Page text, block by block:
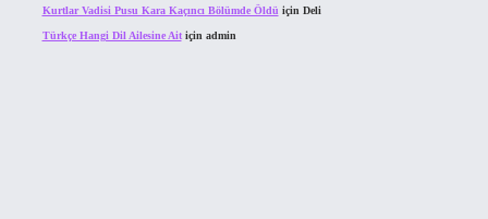
Kurtlar Vadisi Pusu Kara Kaçıncı Bölümde Öldü için Deli
Türkçe Hangi Dil Ailesine Aitiçin admin